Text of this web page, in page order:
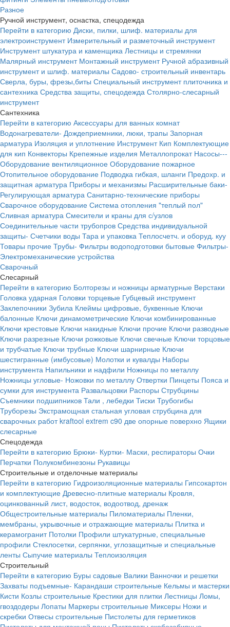
Разное
Ручной инструмент, оснастка, спецодежда
Перейти в категорию Диски, пилки, шлиф. материалы для
электроинструмент Измерительный и разметочный инструмент
Инструмент штукатура и каменщика Лестницы и стремянки
Малярный инструмент Монтажный инструмент Ручной абразивный
инструмент и шлиф. материалы Садово- строительный инвентарь
Сверла, буры, фрезы,биты Специальный инструмент плиточника и
сантехника Средства защиты, спецодежда Столярно-слесарный
инструмент
Сантехника
Перейти в категорию Аксессуары для ванных комнат
Водонагреватели- Дождеприемники, люки, трапы Запорная
арматура Изоляция и уплотнение Инструмент Кип Комплектующие
для кип Конвекторы Крепежные изделия Металлопрокат Насосы---
Оборудование вентиляционное Оборудование пожарное
Отопительное оборудование Подводка гибкая, шланги Предохр. и
защитная арматура Приборы и механизмы Расширительные баки-
Регулирующая арматура Санитарно-технические приборы
Сварочное оборудование Система отопления "теплый пол"
Сливная арматура Смесители и краны для с/узлов
Соединительные части трубопров Средства индивидуальной
защиты- Счетчики воды Тара и упаковка Теплосчетч. и оборуд. куу
Товары прочие Трубы- Фильтры водоподготовки бытовые Фильтры-
Электромеханические устройства
Сварочный
Слесарный
Перейти в категорию Болторезы и ножницы арматурные Верстаки
Головка ударная Головки торцевые Губцевый инструмент
Заклепочники Зубила Клеймы цифровые, буквенные Ключи
балонные Ключи динамометрические Ключи комбинированные
Ключи крестовые Ключи накидные Ключи прочие Ключи разводные
Ключи разрезные Ключи рожковые Ключи свечные Ключи торцовые
и трубчатые Ключи трубные Ключи шарнирные Ключи
шестигранные (имбусовые) Молотки и кувалды Наборы
инструмента Напильники и надфили Ножницы по металлу
Ножницы угловые- Ножовки по металлу Отвертки Пинцеты Пояса и
сумки для инструмента Развальцовки Распоры Струбцины
Съемники подшипников Тали , лебедки Тиски Трубогибы
Труборезы Экстрамощная стальная угловая струбцина для
сварочных работ kraftool extrem c90 две опорные поверхно Ящики
слесарные
Спецодежда
Перейти в категорию Брюки- Куртки- Маски, респираторы Очки
Перчатки Полукомбинезоны Рукавицы
Строительные и отделочные материалы
Перейти в категорию Гидроизоляционные материалы Гипсокартон
и комплектующие Древесно-плитные материалы Кровля,
оцинкованный лист, водосток, водоотвод, дренаж
Общестроительные материалы Пиломатериалы Пленки,
мембраны, укрывочные и отражающие материалы Плитка и
керамогранит Потолки Профили штукатурные, специальные
профили Стеклосетки, серпянки, углозащитные и специальные
ленты Сыпучие материалы Теплоизоляция
Строительный
Перейти в категорию Буры садовые Валики Ванночки и решетки
Захваты подъемные- Карандаши строительные Кельмы и мастерки
Кисти Козлы строительные Крестики для плитки Лестницы Ломы,
гвоздодеры Лопаты Маркеры строительные Миксеры Ножи и
скребки Отвесы строительные Пистолеты для герметиков